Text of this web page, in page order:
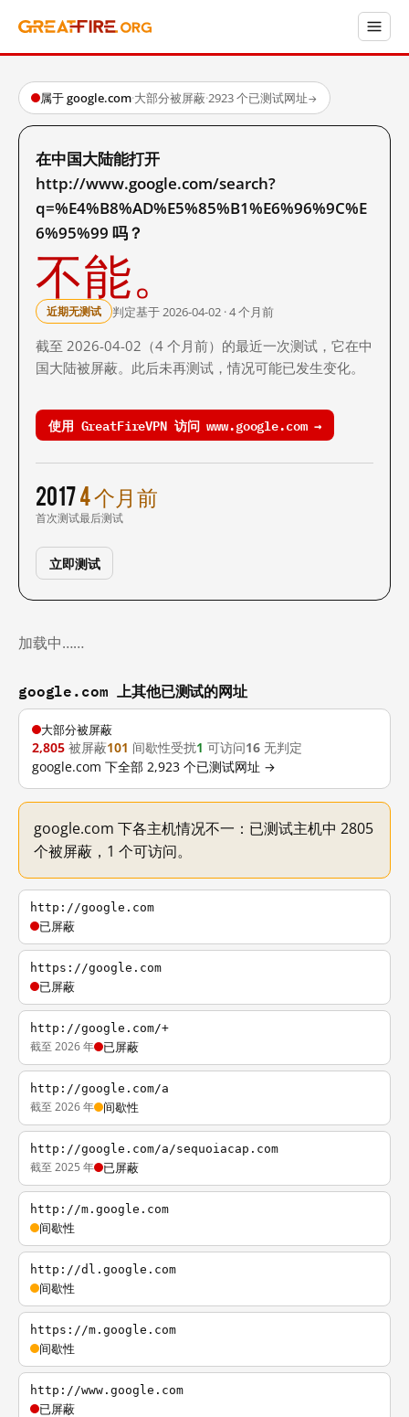
属于 google.com·大部分被屏蔽·2923 个已测试网址→
在中国大陆能打开
http://www.google.com/search?
q=%E4%B8%AD%E5%85%B1%E6%96%9C%E
6%95%99 吗？
不能。
近期无测试 判定基于 2026-04-02 · 4 个月前
截至 2026-04-02（4 个月前）的最近一次测试，它在中
国大陆被屏蔽。此后未再测试，情况可能已发生变化。
使用 GreatFireVPN 访问 www.google.com →
2017
首次测试
4 个月前
最后测试
立即测试
加载中……
google.com 上其他已测试的网址
大部分被屏蔽
2,805 被屏蔽101 间歇性受扰1 可访问16 无判定
google.com 下全部 2,923 个已测试网址 →
google.com 下各主机情况不一：已测试主机中 2805
个被屏蔽，1 个可访问。
http://google.com
已屏蔽
https://google.com
已屏蔽
http://google.com/+
截至 2026 年 已屏蔽
http://google.com/a
截至 2026 年 间歇性
http://google.com/a/sequoiacap.com
截至 2025 年 已屏蔽
http://m.google.com
间歇性
http://dl.google.com
间歇性
https://m.google.com
间歇性
http://www.google.com
已屏蔽